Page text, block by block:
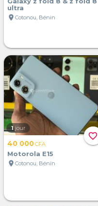
ultra
location_on Cotonou, Bénin
favorite_border
1 jour
40 000CFA
Motorola E15
location_on Cotonou, Bénin